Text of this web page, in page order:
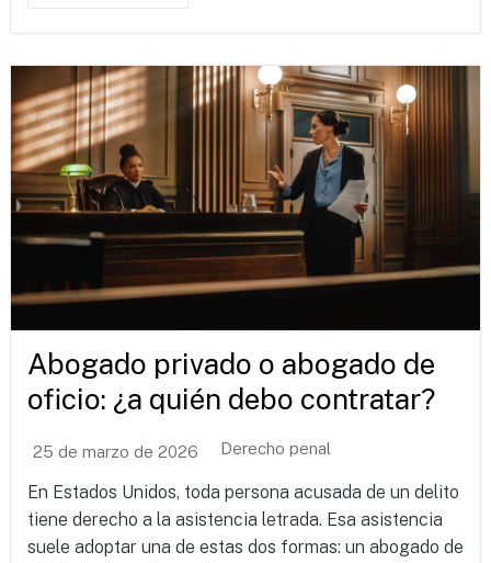
Abogado privado o abogado de
oficio: ¿a quién debo contratar?
25 de marzo de 2026 Derecho penal
En Estados Unidos, toda persona acusada de un delito
tiene derecho a la asistencia letrada. Esa asistencia
suele adoptar una de estas dos formas: un abogado de